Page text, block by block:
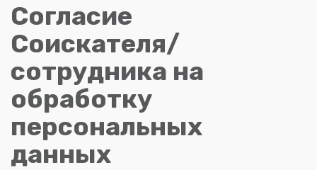
Согласие
Соискателя/
сотрудника на
обработку
персональных
данных